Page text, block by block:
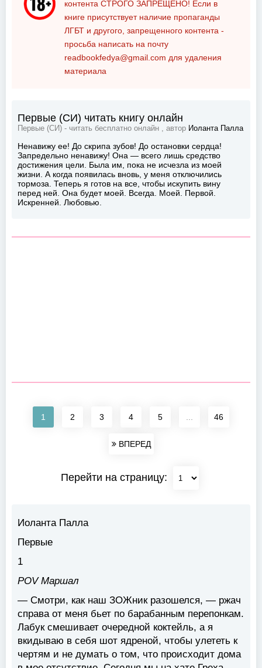
контента СТРОГО ЗАПРЕЩЕНО! Если в
книге присутствует наличие пропаганды
ЛГБТ и другого, запрещенного контента -
просьба написать на почту
readbookfedya@gmail.com для удаления
материала
Первые (СИ) читать книгу онлайн
Первые (СИ) - читать бесплатно онлайн , автор Иоланта Палла
Ненавижу ее! До скрипа зубов! До остановки сердца!
Запредельно ненавижу! Она — всего лишь средство
достижения цели. Была им, пока не исчезла из моей
жизни. А когда появилась вновь, у меня отключились
тормоза. Теперь я готов на все, чтобы искупить вину
перед ней. Она будет моей. Всегда. Моей. Первой.
Искренней. Любовью.
1 2 3 4 5 ... 46
ВПЕРЕД
Перейти на страницу:
Иоланта Палла
Первые
1
POV Маршал
— Смотри, как наш ЗОЖник разошелся, — ржач
справа от меня бьет по барабанным перепонкам.
Лабук смешивает очередной коктейль, а я
вкидываю в себя шот ядреной, чтобы улететь к
чертям и не думать о том, что происходит дома